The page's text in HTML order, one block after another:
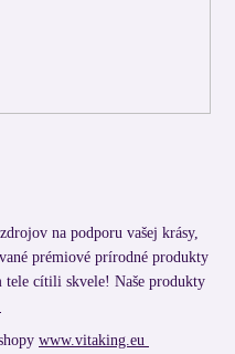
na podporu vašej krásy,
prémiové prírodné produkty
tele cítili skvele! Naše produkty
www.vitaking.eu